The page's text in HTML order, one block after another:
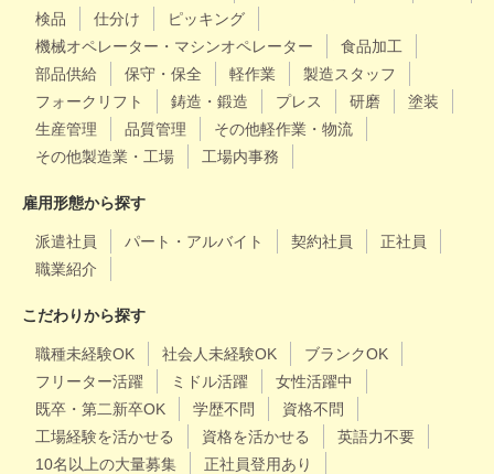
検品
仕分け
ピッキング
機械オペレーター・マシンオペレーター
食品加工
部品供給
保守・保全 軽作業
製造スタッフ
フォークリフト
鋳造・鍛造 プレス 研磨
塗装
生産管理
品質管理
その他軽作業・物流
その他製造業・工場
工場内事務
雇用形態から探す
派遣社員 パート・アルバイト 契約社員
正社員
職業紹介
こだわりから探す
職種未経験OK 社会人未経験OK
ブランクOK
フリーター活躍
ミドル活躍
女性活躍中
既卒・第二新卒OK
学歴不問
資格不問
工場経験を活かせる
資格を活かせる
英語力不要
10名以上の大量募集
正社員登用あり